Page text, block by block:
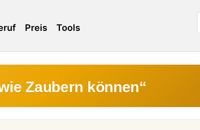
Preis Tools
Zaubern können“